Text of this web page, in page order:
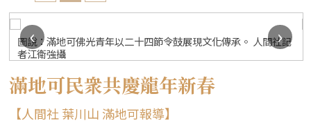
圖說：滿地可佛光青年以二十四節令鼓展現文化傳承。 人間社記
者江衛強攝
‹
›
滿地可民衆共慶龍年新春
【人間社 葉川山 滿地可報導】